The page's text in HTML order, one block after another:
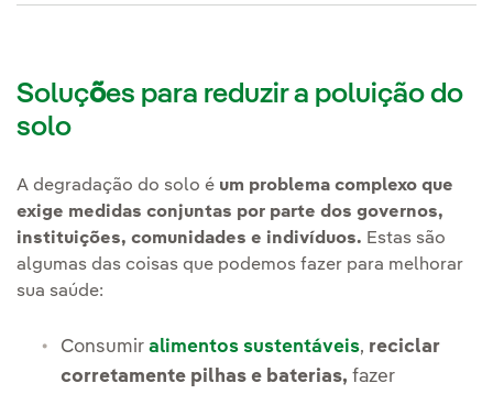
Soluções para reduzir a poluição do
solo
A degradação do solo é um problema complexo que
exige medidas conjuntas por parte dos governos,
instituições, comunidades e indivíduos. Estas são
algumas das coisas que podemos fazer para melhorar
sua saúde:
Consumir alimentos sustentáveis, reciclar
corretamente pilhas e baterias, fazer